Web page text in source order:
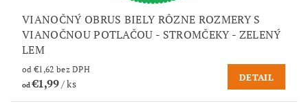
VIANOČNÝ OBRUS BIELY RÔZNE ROZMERY S
VIANOČNOU POTLAČOU - STROMČEKY - ZELENÝ
LEM
od €1,62 bez DPH
od€1,99/ ks
DETAIL